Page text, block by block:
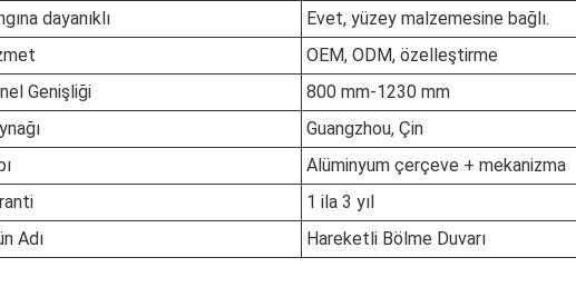
dayanıklı
Evet, yüzey malzemesine bağlı.
OEM, ODM, özelleştirme
Genişliği
800 mm-1230 mm
Guangzhou, Çin
Alüminyum çerçeve + mekanizma
1 ila 3 yıl
Adı
Hareketli Bölme Duvarı